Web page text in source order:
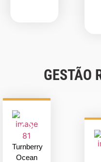
GESTÃO
Turnberry
Ocean